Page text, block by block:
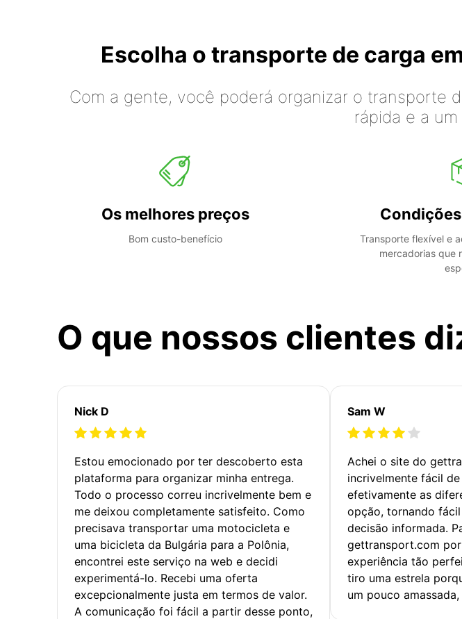
Escolha o transporte de carga
Com a gente, você poderá organizar o transporte
rápida e a
Os melhores preços
Bom custo-benefício
Transporte flexível e
mercadorias que
O que nossos clientes
Nick D
Estou emocionado por ter descoberto esta
plataforma para organizar minha entrega.
Todo o processo correu incrivelmente bem e
me deixou completamente satisfeito. Como
precisava transportar uma motocicleta e
uma bicicleta da Bulgária para a Polônia,
encontrei este serviço na web e decidi
experimentá-lo. Recebi uma oferta
excepcionalmente justa em termos de valor.
A comunicação foi fácil a partir desse ponto,
Sam W
Achei o site do
incrivelmente fácil
efetivamente as
opção, tornando
decisão informada.
gettransport.com
experiência tão
tiro uma estrela
um pouco